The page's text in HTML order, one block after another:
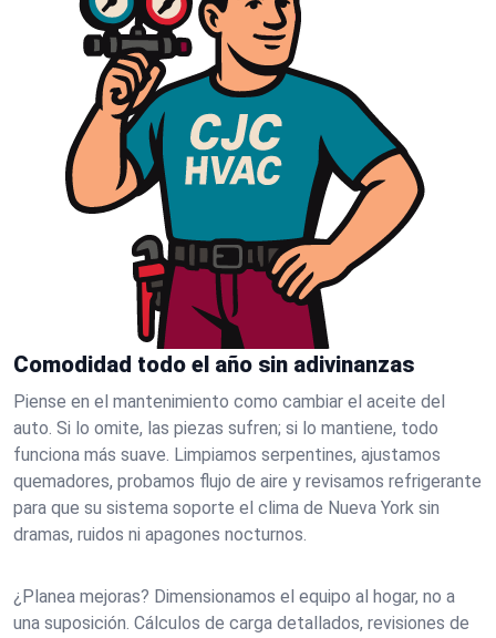
Comodidad todo el año sin adivinanzas
Piense en el mantenimiento como cambiar el aceite del
auto. Si lo omite, las piezas sufren; si lo mantiene, todo
funciona más suave. Limpiamos serpentines, ajustamos
quemadores, probamos flujo de aire y revisamos refrigerante
para que su sistema soporte el clima de Nueva York sin
dramas, ruidos ni apagones nocturnos.
¿Planea mejoras? Dimensionamos el equipo al hogar, no a
una suposición. Cálculos de carga detallados, revisiones de